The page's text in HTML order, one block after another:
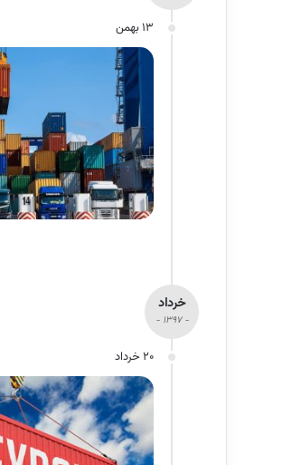
13 بهمن
خرداد
- 1397 -
20 خرداد